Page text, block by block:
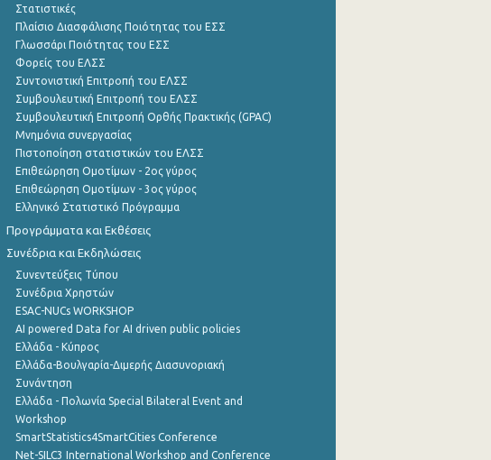
Στατιστικές
Πλαίσιο Διασφάλισης Ποιότητας του ΕΣΣ
Γλωσσάρι Ποιότητας του ΕΣΣ
Φορείς του ΕΛΣΣ
Συντονιστική Επιτροπή του ΕΛΣΣ
Συμβουλευτική Επιτροπή του ΕΛΣΣ
Συμβουλευτική Επιτροπή Ορθής Πρακτικής (GPAC)
Μνημόνια συνεργασίας
Πιστοποίηση στατιστικών του ΕΛΣΣ
Επιθεώρηση Ομοτίμων - 2ος γύρος
Επιθεώρηση Ομοτίμων - 3ος γύρος
Ελληνικό Στατιστικό Πρόγραμμα
Προγράμματα και Εκθέσεις
Συνέδρια και Εκδηλώσεις
Συνεντεύξεις Τύπου
Συνέδρια Χρηστών
ESAC-NUCs WORKSHOP
AI powered Data for AI driven public policies
Ελλάδα - Κύπρος
Ελλάδα-Βουλγαρία-Διμερής Διασυνοριακή
Συνάντηση
Ελλάδα - Πολωνία Special Bilateral Event and
Workshop
SmartStatistics4SmartCities Conference
Net-SILC3 International Workshop and Conference